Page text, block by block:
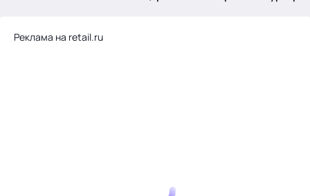
Реклама на retail.ru